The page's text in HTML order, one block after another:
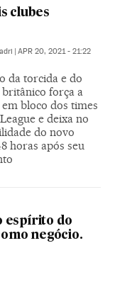
clubes
APR 20, 2021 - 21:22
da torcida e do
força a
bloco dos times
e deixa no
do novo
horas após seu
espírito do
negócio.